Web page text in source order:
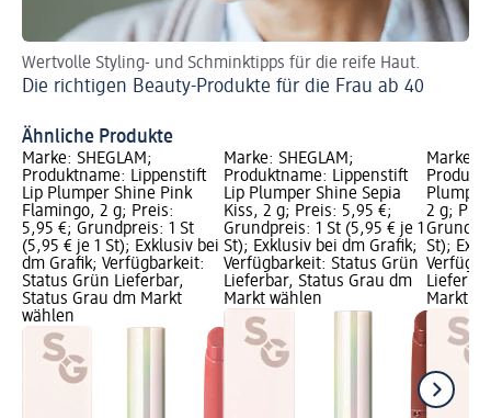
Wertvolle Styling- und Schminktipps für die reife Haut.
Die richtigen Beauty-Produkte für die Frau ab 40
Ähnliche Produkte
Marke: SHEGLAM;
Produktname: Lippenstift
Lip Plumper Shine Pink
Flamingo, 2 g; Preis:
5,95 €; Grundpreis: 1 St
(5,95 € je 1 St); Exklusiv bei
dm Grafik; Verfügbarkeit:
Status Grün Lieferbar,
Status Grau dm Markt
wählen
Marke: SHEGLAM;
Produktname: Lippenstift
Lip Plumper Shine Sepia
Kiss, 2 g; Preis: 5,95 €;
Grundpreis: 1 St (5,95 € je 1
St); Exklusiv bei dm Grafik;
Verfügbarkeit: Status Grün
Lieferbar, Status Grau dm
Markt wählen
Marke:
2 g;
St);
Markt